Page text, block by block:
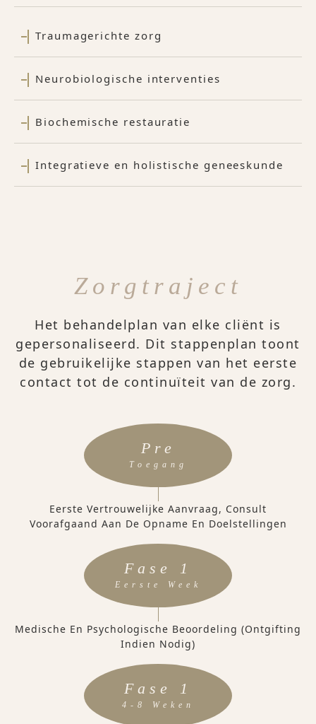
Traumagerichte zorg
Neurobiologische interventies
Biochemische restauratie
Integratieve en holistische geneeskunde
Zorgtraject
Het behandelplan van elke cliënt is
gepersonaliseerd. Dit stappenplan toont
de gebruikelijke stappen van het eerste
contact tot de continuïteit van de zorg.
Pre
Toegang
Eerste Vertrouwelijke Aanvraag, Consult
Voorafgaand Aan De Opname En Doelstellingen
Fase 1
Eerste Week
Medische En Psychologische Beoordeling (ontgifting
Indien Nodig)
Fase 1
4-8 Weken